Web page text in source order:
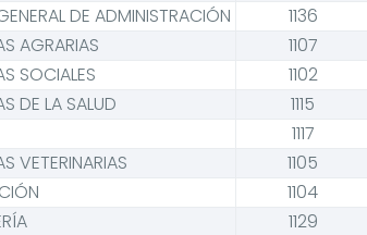
DE ADMINISTRACIÓN
1136
AGRARIAS
1107
SOCIALES
1102
DE LA SALUD
1115
1117
VETERINARIAS
1105
1104
1129